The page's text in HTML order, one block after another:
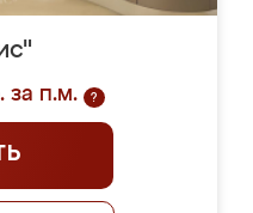
за п.м. ?